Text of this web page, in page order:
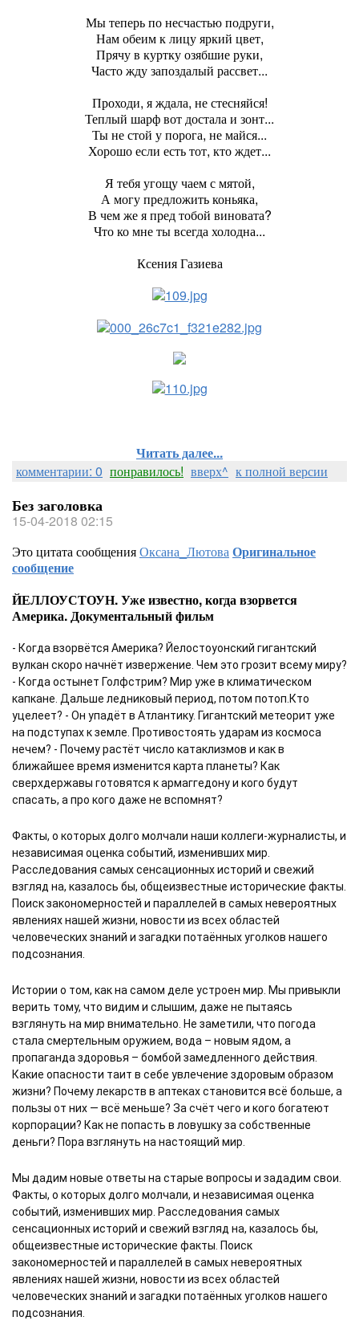
Мы теперь по несчастью подруги,
Нам обеим к лицу яркий цвет,
Прячу в куртку озябшие руки,
Часто жду запоздалый рассвет...
Проходи, я ждала, не стесняйся!
Теплый шарф вот достала и зонт...
Ты не стой у порога, не майся...
Хорошо если есть тот, кто ждет...
Я тебя угощу чаем с мятой,
А могу предложить коньяка,
В чем же я пред тобой виновата?
Что ко мне ты всегда холодна...
Ксения Газиева
Читать далее...
комментарии: 0 понравилось! вверх^ к полной версии
Без заголовка
15-04-2018 02:15
Это цитата сообщенияОксана_ЛютоваОригинальное
сообщение
ЙЕЛЛОУСТОУН. Уже известно, когда взорвется
Америка. Документальный фильм
- Когда взорвётся Америка? Йелостоуонский гигантский
вулкан скоро начнёт извержение. Чем это грозит всему миру?
- Когда остынет Голфстрим? Мир уже в климатическом
капкане. Дальше ледниковый период, потом потоп.Кто
уцелеет? - Он упадёт в Атлантику. Гигантский метеорит уже
на подступах к земле. Противостоять ударам из космоса
нечем? - Почему растёт число катаклизмов и как в
ближайшее время изменится карта планеты? Как
сверхдержавы готовятся к армаггедону и кого будут
спасать, а про кого даже не вспомнят?
Факты, о которых долго молчали наши коллеги-журналисты, и
независимая оценка событий, изменивших мир.
Расследования самых сенсационных историй и свежий
взгляд на, казалось бы, общеизвестные исторические факты.
Поиск закономерностей и параллелей в самых невероятных
явлениях нашей жизни, новости из всех областей
человеческих знаний и загадки потаённых уголков нашего
подсознания.
Истории о том, как на самом деле устроен мир. Мы привыкли
верить тому, что видим и слышим, даже не пытаясь
взглянуть на мир внимательно. Не заметили, что погода
стала смертельным оружием, вода – новым ядом, а
пропаганда здоровья – бомбой замедленного действия.
Какие опасности таит в себе увлечение здоровым образом
жизни? Почему лекарств в аптеках становится всё больше, а
пользы от них — всё меньше? За счёт чего и кого богатеют
корпорации? Как не попасть в ловушку за собственные
деньги? Пора взглянуть на настоящий мир.
Мы дадим новые ответы на старые вопросы и зададим свои.
Факты, о которых долго молчали, и независимая оценка
событий, изменивших мир. Расследования самых
сенсационных историй и свежий взгляд на, казалось бы,
общеизвестные исторические факты. Поиск
закономерностей и параллелей в самых невероятных
явлениях нашей жизни, новости из всех областей
человеческих знаний и загадки потаённых уголков нашего
подсознания.